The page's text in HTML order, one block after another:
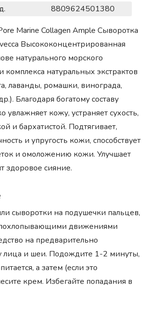
8809624501380
Marine Collagen Ample Сыворотка
Высококонцентрированная
натурального морского
комплекса натуральных экстрактов
лаванды, ромашки, винограда,
Благодаря богатому составу
увлажняет кожу, устраняет сухость,
и бархатистой. Подтягивает,
и упругость кожи, способствует
и омоложению кожи. Улучшает
здоровое сияние.
сыворотки на подушечки пальцев,
движениями
на предварительно
и шеи. Подождите 1-2 минуты,
а затем (если это
крем. Избегайте попадания в